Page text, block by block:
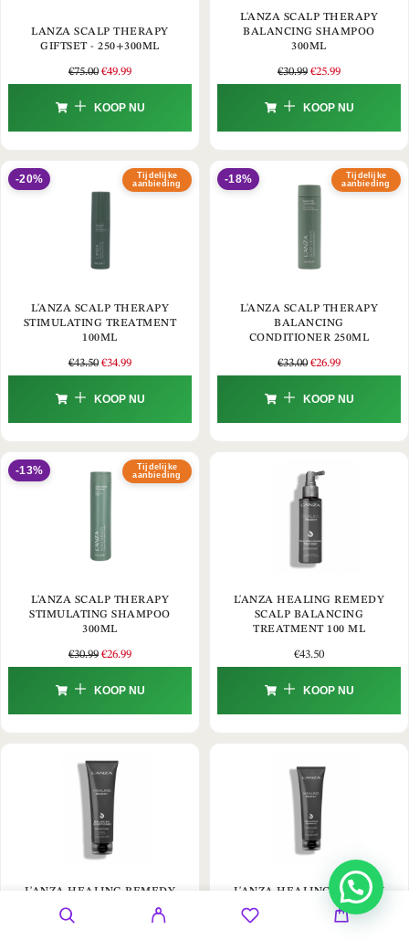
LANZA SCALP THERAPY
GIFTSET - 250+300ML
€75.00 €49.99
KOOP NU
L'ANZA SCALP THERAPY
BALANCING SHAMPOO
300ML
€30.99 €25.99
KOOP NU
Tijdelijke
aanbieding
-20%
L'ANZA SCALP THERAPY
STIMULATING TREATMENT
100ML
€43.50 €34.99
KOOP NU
Tijdelijke
aanbieding
-18%
L'ANZA SCALP THERAPY
BALANCING
CONDITIONER 250ML
€33.00 €26.99
KOOP NU
Tijdelijke
aanbieding
-13%
L'ANZA SCALP THERAPY
STIMULATING SHAMPOO
300ML
€30.99 €26.99
KOOP NU
L'ANZA HEALING REMEDY
SCALP BALANCING
TREATMENT 100 ML
€43.50
KOOP NU
L'ANZA HEALING REMEDY
SCALP BALANCING
CONDITIONER 250 ML
L'ANZA HEALING REMEDY
SCALP BALANCING
SHAMPOO 266 ML
Snelle hulp via WhatsApp